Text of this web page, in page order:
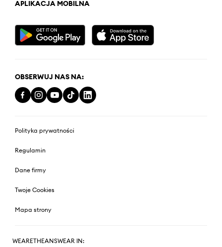
APLIKACJA MOBILNA
OBSERWUJ NAS NA:
Polityka prywatności
Regulamin
Dane firmy
Twoje Cookies
Mapa strony
WEARETHEANSWEAR IN: